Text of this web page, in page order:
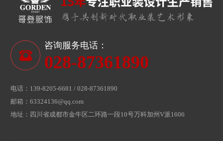
咨询服务电话：
028-87361890
电话：139-8205-6681 / 028-87361890
邮箱：63324136@qq.com
地址：四川省成都市金牛区二环路一段10号万科加州V派1606